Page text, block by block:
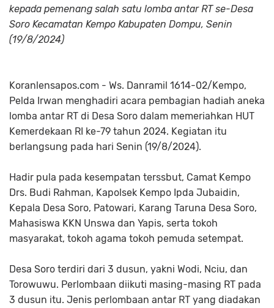
kepada pemenang salah satu lomba antar RT se-Desa
Soro Kecamatan Kempo Kabupaten Dompu, Senin
(19/8/2024)
Koranlensapos.com - Ws. Danramil 1614-02/Kempo,
Pelda Irwan menghadiri acara pembagian hadiah aneka
lomba antar RT di Desa Soro dalam memeriahkan HUT
Kemerdekaan RI ke-79 tahun 2024. Kegiatan itu
berlangsung pada hari Senin (19/8/2024).
Hadir pula pada kesempatan terssbut, Camat Kempo
Drs. Budi Rahman, Kapolsek Kempo Ipda Jubaidin,
Kepala Desa Soro, Patowari, Karang Taruna Desa Soro,
Mahasiswa KKN Unswa dan Yapis, serta tokoh
masyarakat, tokoh agama tokoh pemuda setempat.
Desa Soro terdiri dari 3 dusun, yakni Wodi, Nciu, dan
Torowuwu. Perlombaan diikuti masing-masing RT pada
3 dusun itu. Jenis perlombaan antar RT yang diadakan